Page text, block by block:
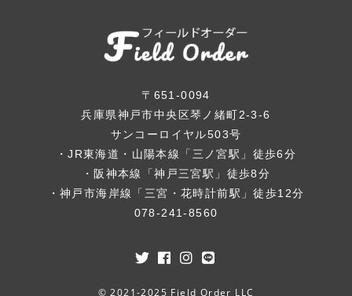
〒651-0094
兵庫県神戸市中央区琴ノ緒町2-3-6
サンコーロイヤル503号
・JR東海道・山陽本線「三ノ宮駅」徒歩6分
・阪神本線「神戸三宮駅」徒歩8分
・神戸市海岸線「三宮・花時計前駅」徒歩12分
078-241-8560
© 2021-2025 Field Order LLC